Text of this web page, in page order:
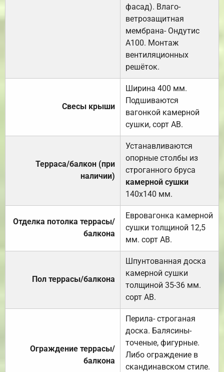
фасад). Влаго-
ветрозащитная
мембрана- Ондутис
А100. Монтаж
вентиляционных
решёток.
Свесы крыши
Ширина 400 мм.
Подшиваются
вагонкой камерной
сушки, сорт АВ.
Терраса/балкон (при
наличии)
Устанавливаются
опорные столбы из
строганного бруса
камерной сушки
140х140 мм.
Отделка потолка террасы/
балкона
Евровагонка камерной
сушки толщиной 12,5
мм. сорт АВ.
Пол террасы/балкона
Шпунтованная доска
камерной сушки
толщиной 35-36 мм.
сорт АВ.
Ограждение террасы/
балкона
Перила- строганая
доска. Балясины-
точеные, фигурные.
Либо ограждение в
скандинавском стиле.